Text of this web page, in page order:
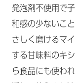
発泡剤不使用で
和感の少ないこ
さしく磨けるマ
する甘味料のキ
ら食品にも使わ